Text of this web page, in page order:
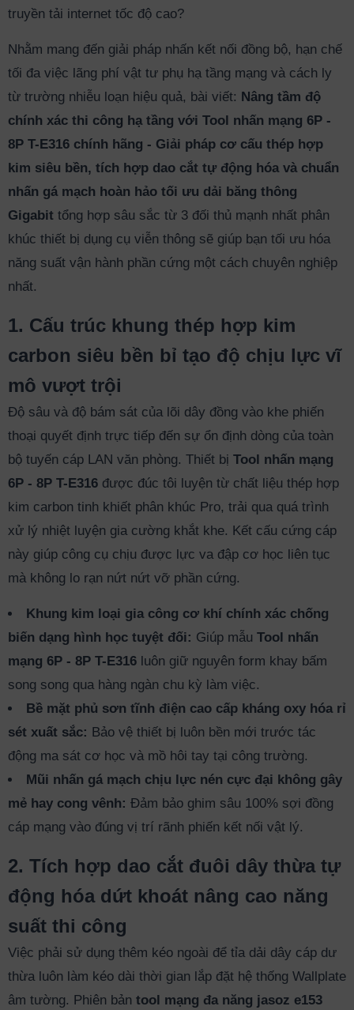
truyền tải internet tốc độ cao?
Nhằm mang đến giải pháp nhấn kết nối đồng bộ, hạn chế
tối đa việc lãng phí vật tư phụ hạ tầng mạng và cách ly
từ trường nhiễu loạn hiệu quả, bài viết: Nâng tầm độ
chính xác thi công hạ tầng với Tool nhấn mạng 6P -
8P T-E316 chính hãng - Giải pháp cơ cấu thép hợp
kim siêu bền, tích hợp dao cắt tự động hóa và chuẩn
nhấn gá mạch hoàn hảo tối ưu dải băng thông
Gigabit tổng hợp sâu sắc từ 3 đối thủ mạnh nhất phân
khúc thiết bị dụng cụ viễn thông sẽ giúp bạn tối ưu hóa
năng suất vận hành phần cứng một cách chuyên nghiệp
nhất.
1. Cấu trúc khung thép hợp kim
carbon siêu bền bỉ tạo độ chịu lực vĩ
mô vượt trội
Độ sâu và độ bám sát của lõi dây đồng vào khe phiến
thoại quyết định trực tiếp đến sự ổn định dòng của toàn
bộ tuyến cáp LAN văn phòng. Thiết bị Tool nhấn mạng
6P - 8P T-E316 được đúc tôi luyện từ chất liệu thép hợp
kim carbon tinh khiết phân khúc Pro, trải qua quá trình
xử lý nhiệt luyện gia cường khắt khe. Kết cấu cứng cáp
này giúp công cụ chịu được lực va đập cơ học liên tục
mà không lo rạn nứt nứt vỡ phần cứng.
Khung kim loại gia công cơ khí chính xác chống
biến dạng hình học tuyệt đối: Giúp mẫu Tool nhấn
mạng 6P - 8P T-E316 luôn giữ nguyên form khay bấm
song song qua hàng ngàn chu kỳ làm việc.
Bề mặt phủ sơn tĩnh điện cao cấp kháng oxy hóa rỉ
sét xuất sắc: Bảo vệ thiết bị luôn bền mới trước tác
động ma sát cơ học và mồ hôi tay tại công trường.
Mũi nhấn gá mạch chịu lực nén cực đại không gây
mẻ hay cong vênh: Đảm bảo ghim sâu 100% sợi đồng
cáp mạng vào đúng vị trí rãnh phiến kết nối vật lý.
2. Tích hợp dao cắt đuôi dây thừa tự
động hóa dứt khoát nâng cao năng
suất thi công
Việc phải sử dụng thêm kéo ngoài để tỉa dải dây cáp dư
thừa luôn làm kéo dài thời gian lắp đặt hệ thống Wallplate
âm tường. Phiên bản tool mạng đa năng jasoz e153